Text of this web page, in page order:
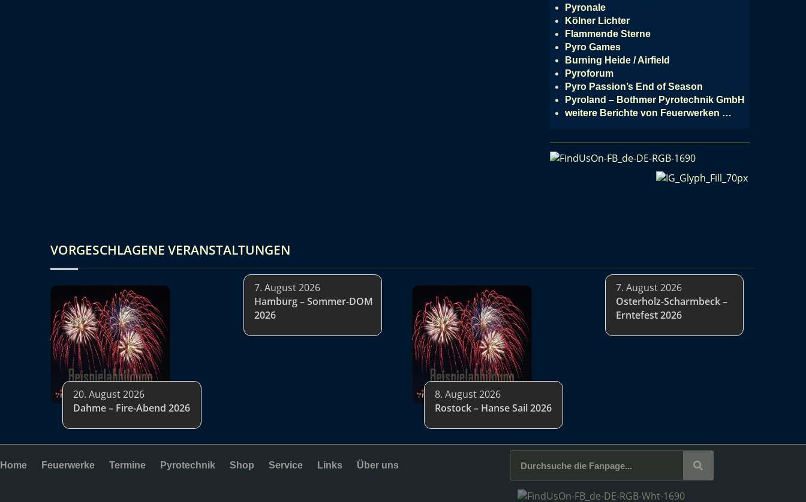
Pyronale
Kölner Lichter
Flammende Sterne
Pyro Games
Burning Heide / Airfield
Pyroforum
Pyro Passion’s End of Season
Pyroland – Bothmer Pyrotechnik GmbH
weitere Berichte von Feuerwerken …
VORGESCHLAGENE VERANSTALTUNGEN
20. August 2026
Dahme – Fire-Abend 2026
7. August 2026
Hamburg – Sommer-DOM
2026
8. August 2026
Rostock – Hanse Sail 2026
7. August 2026
Osterholz-Scharmbeck –
Erntefest 2026
Home Feuerwerke Termine Pyrotechnik Shop Service Links Über uns